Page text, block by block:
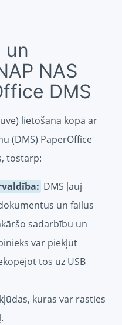
un
NAS
DMS
lietošana kopā ar
(DMS) PaperOffice
tostarp:
DMS ļauj
un failus
sadarbību un
var piekļūt
tos uz USB
kuras var rasties